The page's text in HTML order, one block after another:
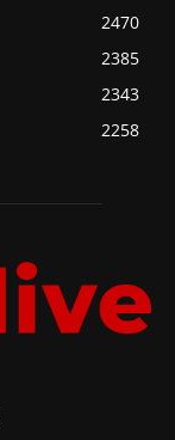
2470
2385
2343
2258